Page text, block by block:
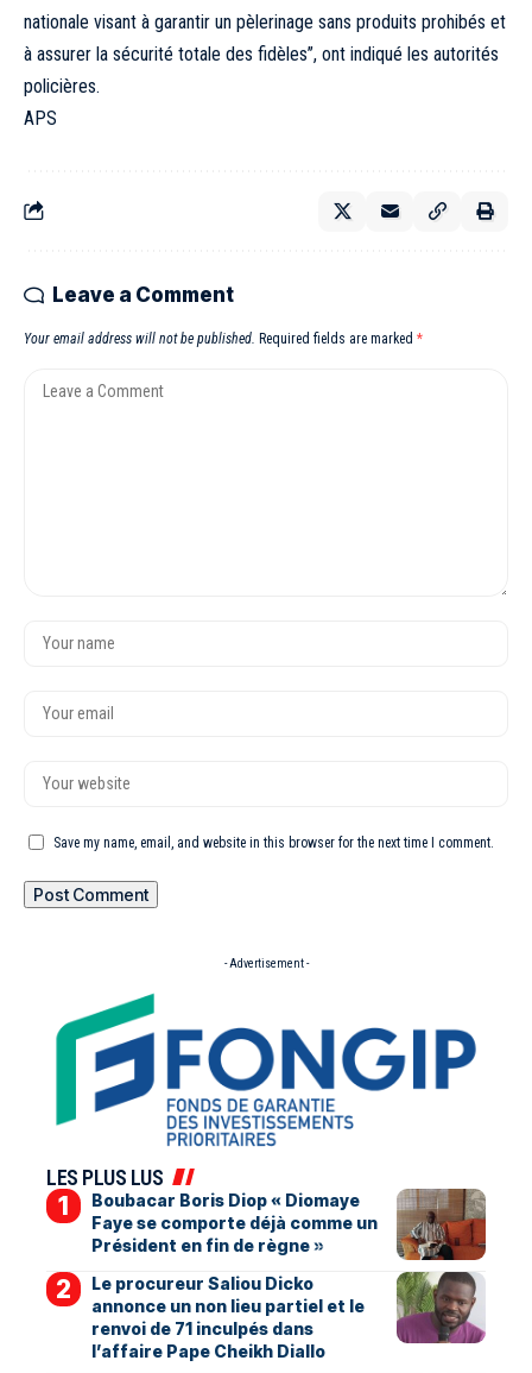
nationale visant à garantir un pèlerinage sans produits prohibés et
à assurer la sécurité totale des fidèles’’, ont indiqué les autorités
policières.
APS
Leave a Comment
Your email address will not be published. Required fields are marked *
Save my name, email, and website in this browser for the next time I comment.
- Advertisement -
LES PLUS LUS
Boubacar Boris Diop « Diomaye
Faye se comporte déjà comme un
Président en fin de règne »
Le procureur Saliou Dicko
annonce un non lieu partiel et le
renvoi de 71 inculpés dans
l’affaire Pape Cheikh Diallo